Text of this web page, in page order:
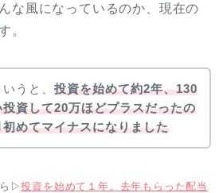
な風になっているのか、現在の
。
うと、 投資を始めて約2年、130
投資して20万ほどプラスだったの
めてマイナスになりました
ら▷投資を始めて１年。去年もらった配当